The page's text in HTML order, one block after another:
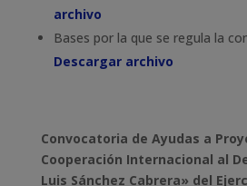
archivo
Bases por la que se regula la
Descargar archivo
Convocatoria de Ayudas a
Cooperación Internacional al
Luis Sánchez Cabrera» del